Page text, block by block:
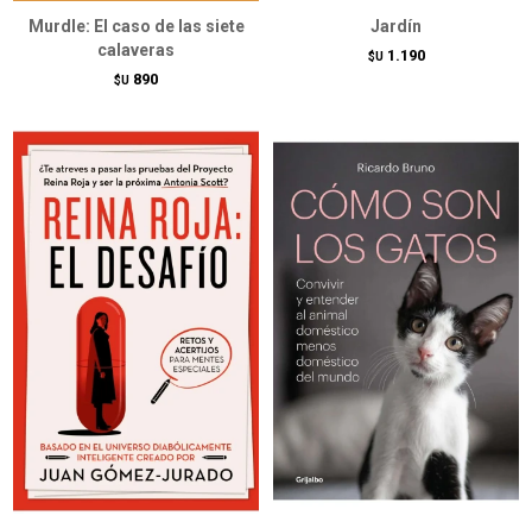
Murdle: El caso de las siete
calaveras
$U 890
Jardín
$U 1.190